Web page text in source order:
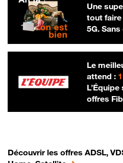
Une
tout faire
5G.
Le
attend :
offres
Découvrir les offres ADSL,